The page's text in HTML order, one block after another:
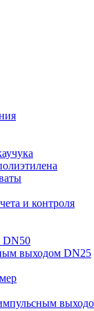
и контроля
DN50
выходом DN25